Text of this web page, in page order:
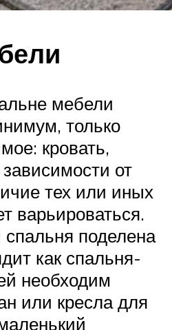
мебели
только
кровать,
от
тех или иных
варьироваться.
поделена
как спальня-
необходим
или кресла для